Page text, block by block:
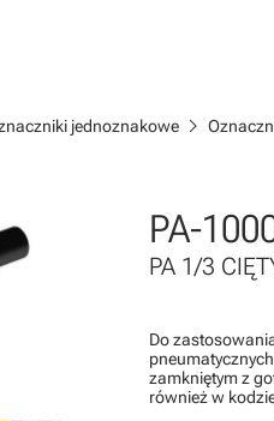
jednoznakowe chevron_right
PA-
PA 1/3
Do
zamkniętym z
również w